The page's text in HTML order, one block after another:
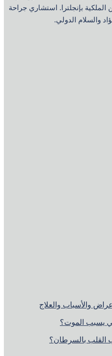
الملكية بإنجلترا. استشاري جراحة
والسلام الدولي.
والأسباب والعلاج
يسبب الموت؟
القلب بالسرطان؟